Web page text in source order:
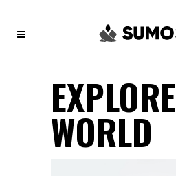
EXPLORE
WORLD